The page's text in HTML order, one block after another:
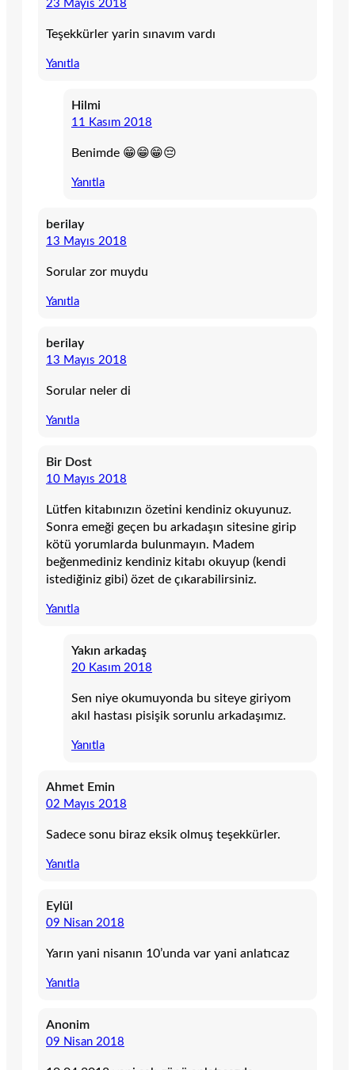
23 Mayıs 2018
Teşekkürler yarin sınavım vardı
Yanıtla
Hilmi
11 Kasım 2018
Benimde 😁😁😁😔
Yanıtla
berilay
13 Mayıs 2018
Sorular zor muydu
Yanıtla
berilay
13 Mayıs 2018
Sorular neler di
Yanıtla
Bir Dost
10 Mayıs 2018
Lütfen kitabınızın özetini kendiniz okuyunuz.
Sonra emeği geçen bu arkadaşın sitesine girip
kötü yorumlarda bulunmayın. Madem
beğenmediniz kendiniz kitabı okuyup (kendi
istediğiniz gibi) özet de çıkarabilirsiniz.
Yanıtla
Yakın arkadaş
20 Kasım 2018
Sen niye okumuyonda bu siteye giriyom
akıl hastası pisişik sorunlu arkadaşımız.
Yanıtla
Ahmet Emin
02 Mayıs 2018
Sadece sonu biraz eksik olmuş teşekkürler.
Yanıtla
Eylül
09 Nisan 2018
Yarın yani nisanın 10’unda var yani anlatıcaz
Yanıtla
Anonim
09 Nisan 2018